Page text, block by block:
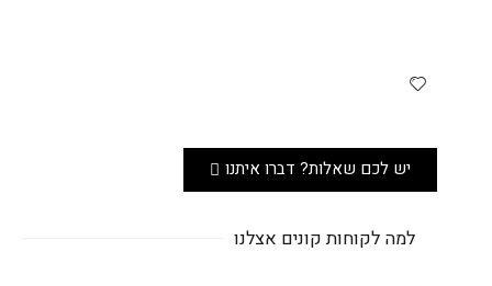
יש לכם שאלות? דברו איתנו
למה לקוחות קונים אצלנו